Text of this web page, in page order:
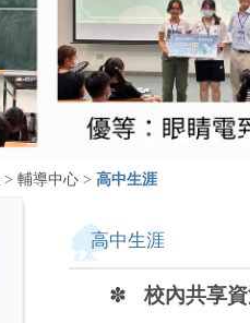
> 輔導中心 > 高中生涯
高中生涯
✽ 校內共享